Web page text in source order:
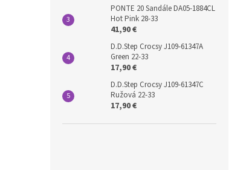
PONTE 20 Sandále DA05-1884CL
Hot Pink 28-33
41,90 €
D.D.Step Crocsy J109-61347A
Green 22-33
17,90 €
D.D.Step Crocsy J109-61347C
Ružová 22-33
17,90 €